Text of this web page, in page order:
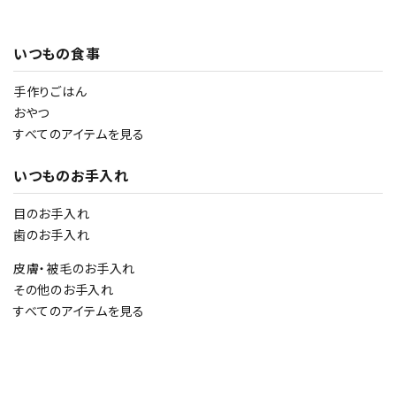
いつもの食事
手作りごはん
おやつ
すべてのアイテムを見る
いつものお手入れ
目のお手入れ
歯のお手入れ
皮膚・被毛のお手入れ
その他のお手入れ
すべてのアイテムを見る